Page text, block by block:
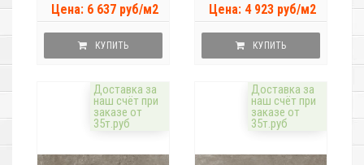
Цена: 6 637 руб/м2
КУПИТЬ
Цена: 4 923 руб/м2
КУПИТЬ
Доставка за
наш счёт при
заказе от
35т.руб
Доставка за
наш счёт при
заказе от
35т.руб